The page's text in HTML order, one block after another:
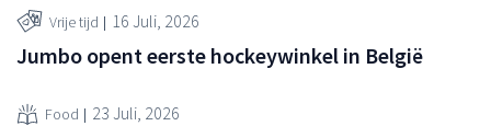
Vrije tijd 16 Juli, 2026
Jumbo opent eerste hockeywinkel in België
Food 23 Juli, 2026